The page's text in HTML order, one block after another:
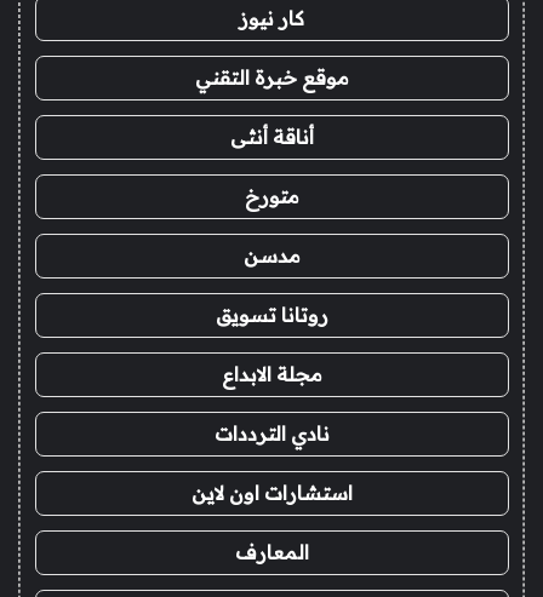
كار نيوز
موقع خبرة التقني
أناقة أنثى
متورخ
مدسن
روتانا تسويق
مجلة الابداع
نادي الترددات
استشارات اون لاين
المعارف